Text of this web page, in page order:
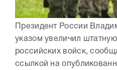
Президент России
указом увеличил
российских войск,
ссылкой на